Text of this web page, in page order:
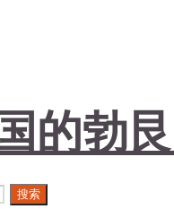
搜索
的勃